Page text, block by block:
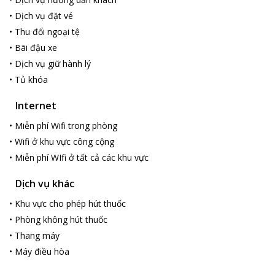
• Dịch vụ đặt vé
• Thu đổi ngoại tệ
• Bãi đậu xe
• Dịch vụ giữ hành lý
• Tủ khóa
Internet
• Miễn phí Wifi trong phòng
• Wifi ở khu vực công cộng
• Miễn phí WIfi ở tất cả các khu vực
Dịch vụ khác
• Khu vực cho phép hút thuốc
• Phòng không hút thuốc
• Thang máy
• Máy điều hòa